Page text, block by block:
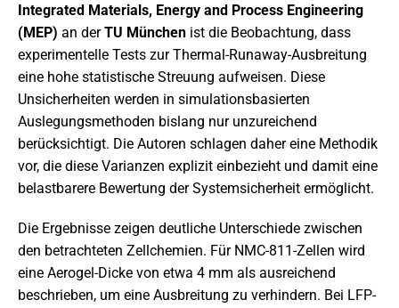
Integrated Materials, Energy and Process Engineering
(MEP) an derTU München ist die Beobachtung, dass
experimentelle Tests zur Thermal-Runaway-Ausbreitung
eine hohe statistische Streuung aufweisen. Diese
Unsicherheiten werden in simulationsbasierten
Auslegungsmethoden bislang nur unzureichend
berücksichtigt. Die Autoren schlagen daher eine Methodik
vor, die diese Varianzen explizit einbezieht und damit eine
belastbarere Bewertung der Systemsicherheit ermöglicht.
Die Ergebnisse zeigen deutliche Unterschiede zwischen
den betrachteten Zellchemien. Für NMC-811-Zellen wird
eine Aerogel-Dicke von etwa 4 mm als ausreichend
beschrieben, um eine Ausbreitung zu verhindern. Bei LFP-